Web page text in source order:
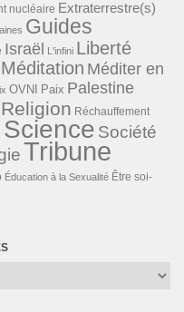
nucléaire Extraterrestre(s)
Guides
Israël L'infini Liberté
Méditation Méditer en
OVNI Paix Palestine
Religion Réchauffement
Science Société
Tribune
Éducation à la Sexualité Être soi-